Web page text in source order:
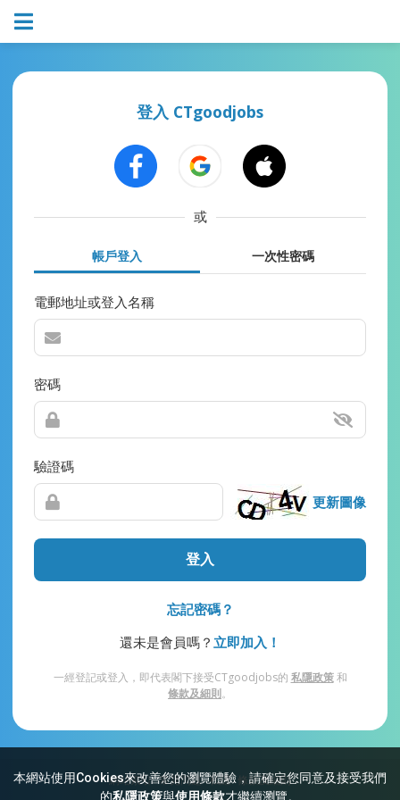
本網站使用Cookies來改善您的瀏覽體驗，請確定您同意及接受我們
的私隱政策與使用條款才繼續瀏覽。
登入 CTgoodjobs
或
帳戶登入 一次性密碼
電郵地址或登入名稱
密碼
驗證碼
更新圖像
登入
忘記密碼？
還未是會員嗎？ 立即加入！
一經登記或登入，即代表閣下接受CTgoodjobs的 私隱政策和
條款及細則。
網站索引 常見問題 私隱 條款及細則